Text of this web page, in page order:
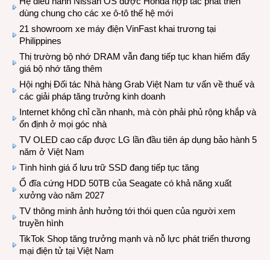
dùng chung cho các xe ô-tô thế hệ mới
21 showroom xe máy điện VinFast khai trương tại
Philippines
Thị trường bộ nhớ DRAM vẫn đang tiếp tục khan hiếm đẩy
giá bộ nhớ tăng thêm
Hội nghị Đối tác Nhà hàng Grab Việt Nam tư vấn về thuế và
các giải pháp tăng trưởng kinh doanh
Internet không chỉ cần nhanh, mà còn phải phủ rộng khắp và
ổn định ở mọi góc nhà
TV OLED cao cấp được LG lần đầu tiên áp dụng bảo hành 5
năm ở Việt Nam
Tình hình giá ổ lưu trữ SSD đang tiếp tục tăng
Ổ đĩa cứng HDD 50TB của Seagate có khả năng xuất
xưởng vào năm 2027
TV thông minh ảnh hưởng tới thói quen của người xem
truyền hình
TikTok Shop tăng trưởng mạnh và nỗ lực phát triển thương
mại điện tử tại Việt Nam